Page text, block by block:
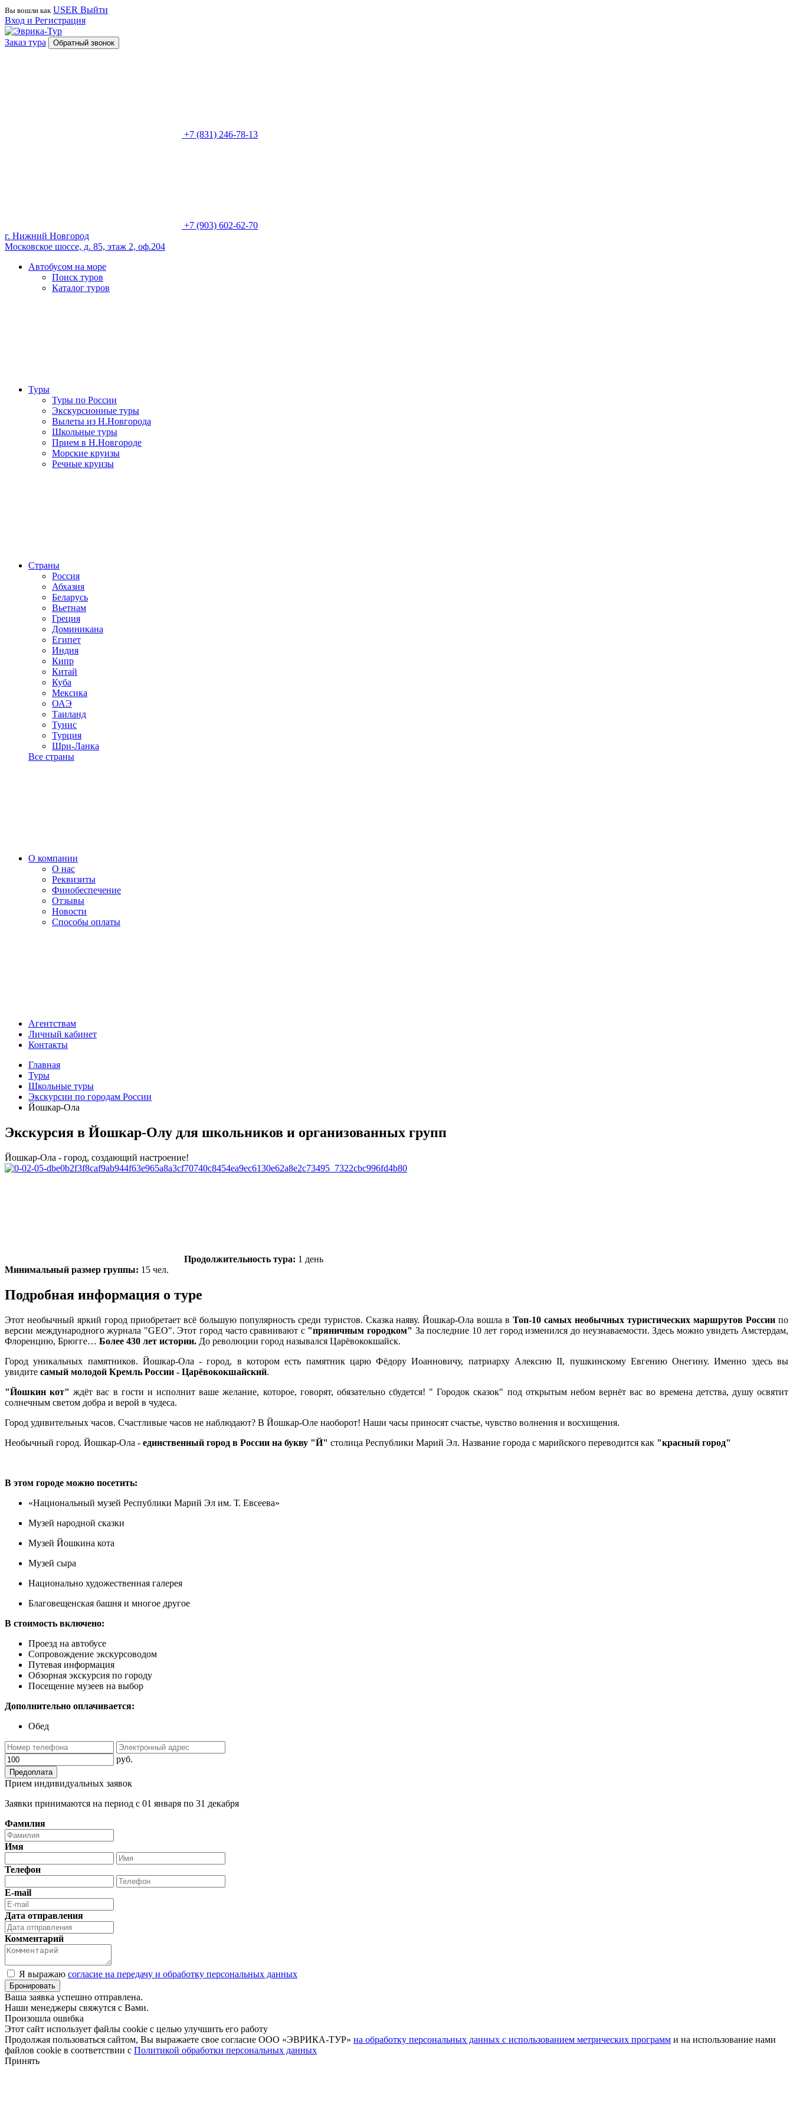
Вы вошли как USER Выйти
Вход и Регистрация
Заказ тура Обратный звонок
+7 (831) 246-78-13
+7 (903) 602-62-70
г. Нижний Новгород
Московское шоссе, д. 85, этаж 2, оф.204
Автобусом на море
Поиск туров
Каталог туров
Туры
Туры по России
Экскурсионные туры
Вылеты из Н.Новгорода
Школьные туры
Прием в Н.Новгороде
Морские круизы
Речные круизы
Страны
Россия
Абхазия
Беларусь
Вьетнам
Греция
Доминикана
Египет
Индия
Кипр
Китай
Куба
Мексика
ОАЭ
Таиланд
Тунис
Турция
Шри-Ланка
Все страны
О компании
О нас
Реквизиты
Финобеспечение
Отзывы
Новости
Способы оплаты
Агентствам
Личный кабинет
Контакты
Главная
Туры
Школьные туры
Экскурсии по городам России
Йошкар-Ола
Экскурсия в Йошкар-Олу для школьников и организованных групп
Йошкар-Ола - город, создающий настроение!
Продолжительность тура: 1 день
Минимальный размер группы: 15 чел.
Подробная информация о туре
Этот необычный яркий город приобретает всё большую популярность среди туристов. Сказка наяву. Йошкар-Ола вошла в Топ-10 самых необычных туристических маршрутов Россиипо
версии международного журнала "GEO". Этот город часто сравнивают с "пряничным городком" За последние 10 лет город изменился до неузнаваемости. Здесь можно увидеть Амстердам,
Флоренцию, Брюгге… Более 430 лет истории. До революции город назывался Царёвококшайск.
Город уникальных памятников. Йошкар-Ола - город, в котором есть памятник царю Фёдору Иоанновичу, патриарху Алексию II, пушкинскому Евгению Онегину. Именно здесь вы
увидите самый молодой Кремль России - Царёвококшайский.
"Йошкин кот" ждёт вас в гости и исполнит ваше желание, которое, говорят, обязательно сбудется! " Городок сказок" под открытым небом вернёт вас во времена детства, душу освятит
солнечным светом добра и верой в чудеса.
Город удивительных часов. Счастливые часов не наблюдают? В Йошкар-Оле наоборот! Наши часы приносят счастье, чувство волнения и восхищения.
Необычный город. Йошкар-Ола - единственный город в России на букву "Й" столица Республики Марий Эл. Название города с марийского переводится как "красный город"
В этом городе можно посетить:
«Национальный музей Республики Марий Эл им. Т. Евсеева»
Музей народной сказки
Музей Йошкина кота
Музей сыра
Национально художественная галерея
Благовещенская башня и многое другое
В стоимость включено:
Проезд на автобусе
Сопровождение экскурсоводом
Путевая информация
Обзорная экскурсия по городу
Посещение музеев на выбор
Дополнительно оплачивается:
Обед
Прием индивидуальных заявок
Заявки принимаются на период с 01 января по 31 декабря
Фамилия
Имя
Телефон
E-mail
Дата отправления
Комментарий
Я выражаю согласие на передачу и обработку персональных данных
Ваша заявка успешно отправлена.
Наши менеджеры свяжутся с Вами.
Произошла ошибка
Этот сайт использует файлы cookie с целью улучшить его работу
Продолжая пользоваться сайтом, Вы выражаете свое согласие ООО «ЭВРИКА-ТУР» на обработку персональных данных с использованием метрических программ и на использование нами
файлов cookie в соответствии с Политикой обработки персональных данных
Принять